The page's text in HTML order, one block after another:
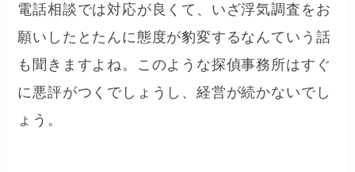
電話相談では対応が良くて、いざ浮気調査をお
願いしたとたんに態度が豹変するなんていう話
も聞きますよね。このような探偵事務所はすぐ
に悪評がつくでしょうし、経営が続かないでし
ょう。